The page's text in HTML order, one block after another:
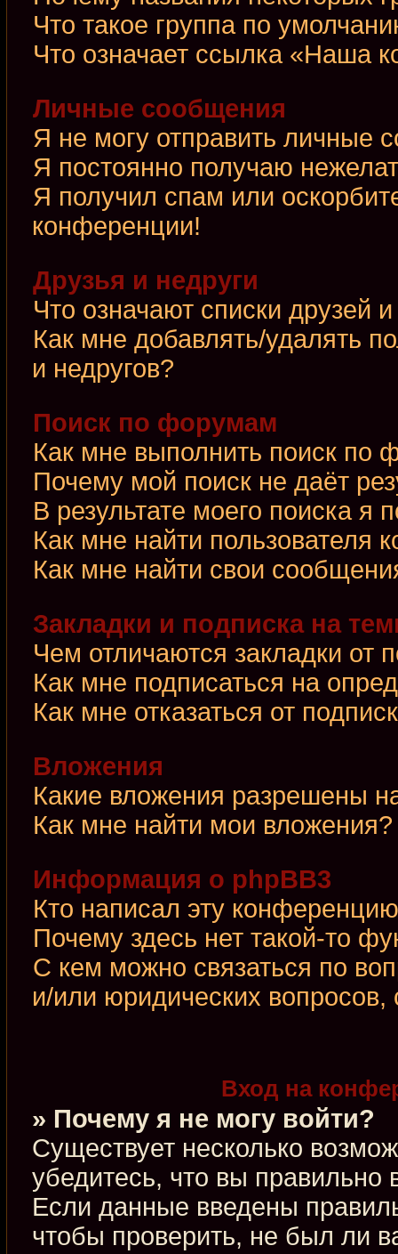
Что такое группа по
Что означает ссылка «Наша
Личные сообщения
Я не могу отправить личные
Я постоянно получаю
Я получил спам или
конференции!
Друзья и недруги
Что означают списки друзей
Как мне добавлять/удалять
и недругов?
Поиск по форумам
Как мне выполнить поиск
Почему мой поиск не даёт
В результате моего поиска я
Как мне найти пользователя
Как мне найти свои
Закладки и подписка на
Чем отличаются закладки от
Как мне подписаться на
Как мне отказаться от
Вложения
Какие вложения разрешены
Как мне найти мои вложения?
Информация о phpBB3
Кто написал эту
Почему здесь нет такой-то
С кем можно связаться по
и/или юридических
Вход на
» Почему я не могу войти?
Существует несколько
убедитесь, что вы правильно
Если данные введены
чтобы проверить, не был ли